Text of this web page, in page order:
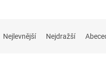
Nejlevnější Nejdražší